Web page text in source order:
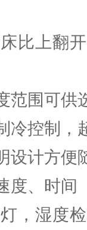
比上翻
范围可供
冷控制，
设计方便
度、时间
，湿度